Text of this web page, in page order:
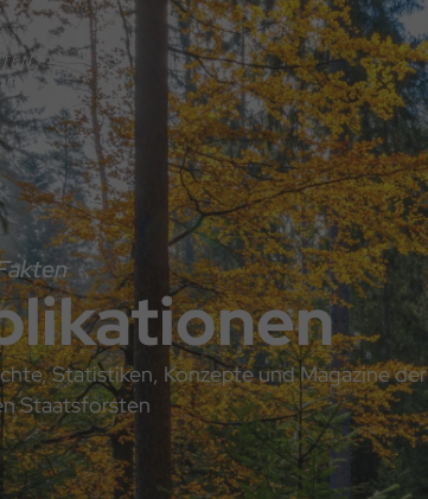
Statistiken, Konzepte und Magazine der
Staatsforsten